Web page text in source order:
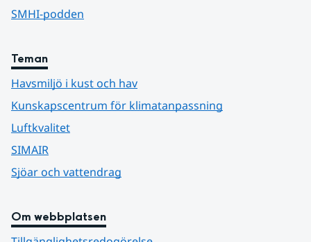
SMHI-podden
Teman
Havsmiljö i kust och hav
Kunskapscentrum för klimatanpassning
Luftkvalitet
SIMAIR
Sjöar och vattendrag
Om webbplatsen